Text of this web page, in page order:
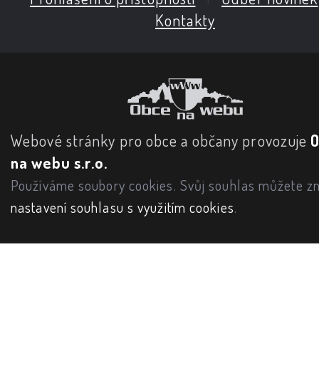
Kontakty
Webové stránky pro obce a občany provozuje
na webu s.r.o.
Používáme soubory cookies. Svůj souhlas můžete
nastavení souhlasu s využitím cookies.